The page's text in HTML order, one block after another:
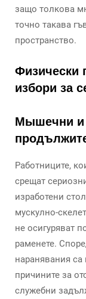
защо толкова
точно такава
пространство.
Физически
избори за
Мышечни и
Работниците,
срещат
изработени
мускулно-
не осигуряват
раменете.
наранявания са
причините за
служебни